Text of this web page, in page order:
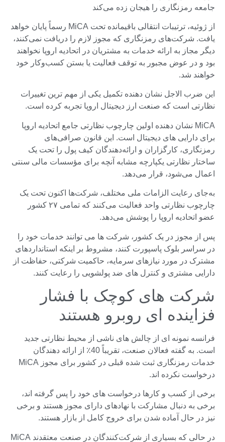
جامعه رمزنگاری را هیجان زده می‌کند
از ژوئیه، ترتیبات انتقالی باقیمانده تحت MiCA رسماً پایان خواهد
یافت. شرکت‌های رمزنگاری که مجوز لازم را دریافت نمی‌کنند،
دیگر مجاز به ارائه خدمات به مشتریان در اتحادیه اروپا نخواهند
بود و در عوض مجبور به توقف فعالیت یا بستن کسب‌وکار خود
خواهند شد.
این ضرب الاجل نشان دهنده تکمیل یکی از مهم ترین تغییرات
نظارتی است که صنعت ارز دیجیتال اروپا تجربه کرده است.
MiCA نشان دهنده اولین چارچوب نظارتی جامع اتحادیه اروپا
برای دارایی های دیجیتال است. این قانون صرافی‌های
رمزنگاری، کارگزاران و ارائه‌دهندگان کیف پول را تحت یک
ساختار نظارتی یکپارچه مشابه آنچه برای مؤسسات مالی سنتی
اعمال می‌شود، قرار می‌دهد.
به‌جای رعایت الزامات ملی مختلف، شرکت‌ها اکنون تحت یک
چارچوب نظارتی واحد فعالیت می‌کنند که تمامی ۲۷ کشور
عضو اتحادیه اروپا را پوشش می‌دهد.
پس از مجوز در یک کشور، شرکت ها می توانند خدمات خود را
در سراسر بلوک پاسپورت کنند، مشروط بر اینکه استانداردهای
مشترک در مورد نیازهای سرمایه، حاکمیت شرکتی، حفاظت از
دارایی مشتری و کنترل های ضد پولشویی را رعایت کنند.
شرکت های کوچک با فشار
فزاینده ای روبرو هستند
فرانسه نمونه ای از چالش های ناشی از محیط نظارتی جدید
است. به گفته فعالان صنعت، تقریباً 40٪ از ارائه دهندگان
خدمات رمزنگاری ثبت شده قبلی در کشور برای مجوز MiCA
درخواست نکرده اند.
برخی از کسب و کارها درخواست های خود را پس گرفته اند،
برخی به دنبال مشارکت با نهادهای دارای مجوز هستند و برخی
نیز در حال آماده شدن برای خروج کامل از بازار هستند.
در حالی که بسیاری از شرکت‌کنندگان در صنعت معتقدند MiCA